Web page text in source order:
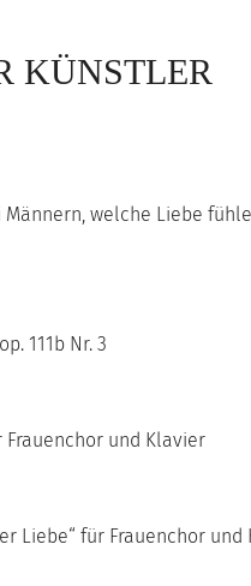
KÜNSTLER
welche Liebe
111b Nr. 3
Frauenchor und Klavier
Liebe“ für Frauenchor und